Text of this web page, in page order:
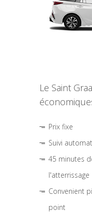
Le Saint
Prix fixe
Suivi
45 minutes
l'atterrissage
Convenient
point